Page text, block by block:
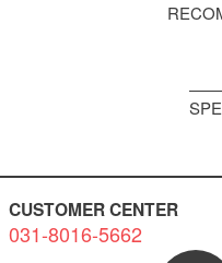
CUSTOMER CENTER
031-8016-5662